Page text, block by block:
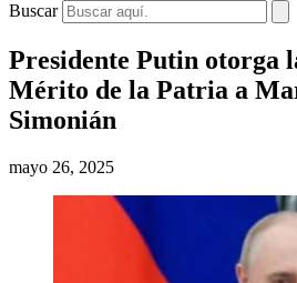
Buscar
Presidente Putin otorga
Mérito de la Patria a
Simonián
mayo 26, 2025